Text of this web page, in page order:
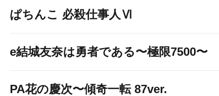
ぱちんこ 必殺仕事人Ⅵ
e結城友奈は勇者である〜極限7500〜
PA花の慶次〜傾奇一転 87ver.